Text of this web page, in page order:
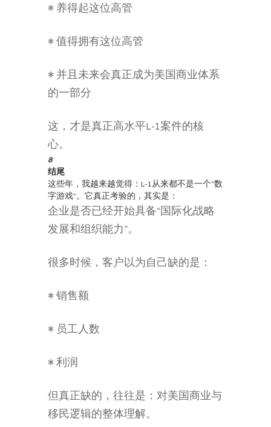
• 养得起这位高管
• 值得拥有这位高管
• 并且未来会真正成为美国商业体系
的一部分
这，才是真正高水平L-1案件的核
心。
8
结尾
这些年，我越来越觉得：L-1从来都不是一个“数
字游戏”。它真正考验的，其实是：
企业是否已经开始具备“国际化战略
发展和组织能力”。
很多时候，客户以为自己缺的是：
• 销售额
• 员工人数
• 利润
但真正缺的，往往是：对美国商业与
移民逻辑的整体理解。